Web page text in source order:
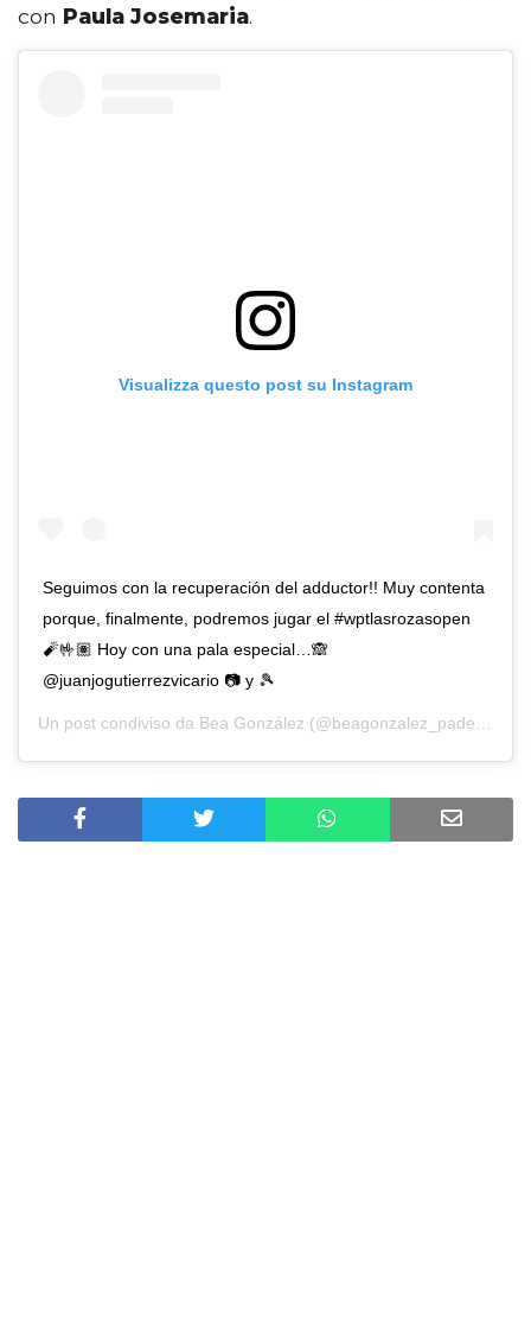
con Paula Josemaria.
Visualizza questo post su Instagram
Seguimos con la recuperación del adductor!! Muy contenta
porque, finalmente, podremos jugar el #wptlasrozasopen
🧨🤟🏽 Hoy con una pala especial…🙈
@juanjogutierrezvicario 📷 y 🎾
Un post condiviso da Bea González (@beagonzalez_padel) in data: